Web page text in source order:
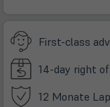
First-class
14-day right
12 Monate